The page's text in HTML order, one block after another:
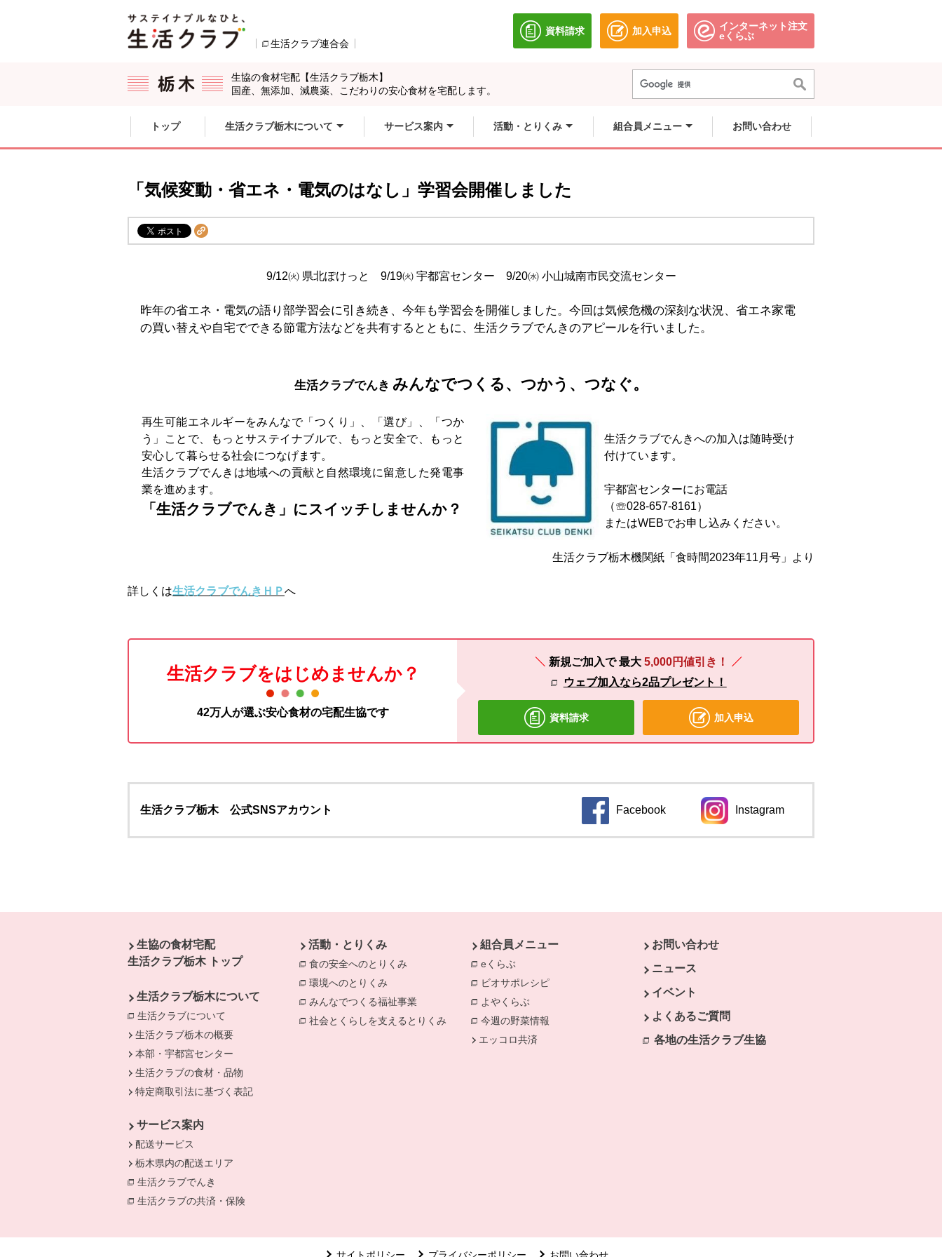
生活クラブ連合会
資料請求
別のウィンドウで開きます。
加入申込
別のウィンドウで開きます。
インターネット注文
eくらぶ別のウィンドウで開きます。
生協の食材宅配【生活クラブ栃木】
国産、無添加、減農薬、こだわりの安心食材を宅配します。
ここからサイト内共通メニューです。
サイト内共通メニューをスキップする
トップ 生活クラブ栃木について サービス案内 活動・とりくみ 組合員メニュー お問い合わせ
「気候変動・省エネ・電気のはなし」学習会開催しました
9/12㈫ 県北ぽけっと 9/19㈫ 宇都宮センター 9/20㈬ 小山城南市民交流センター
昨年の省エネ・電気の語り部学習会に引き続き、今年も学習会を開催しました。今回は気候危機の深刻な状況、省エネ家電
の買い替えや自宅でできる節電方法などを共有するとともに、生活クラブでんきのアピールを行いました。
生活クラブでんき みんなでつくる、つかう、つなぐ。
再生可能エネルギーをみんなで「つくり」、「選び」、「つか
う」ことで、もっとサステイナブルで、もっと安全で、もっと
安心して暮らせる社会につなげます。
生活クラブでんきは地域への貢献と自然環境に留意した発電事
業を進めます。
「生活クラブでんき」にスイッチしませんか？
生活クラブでんきへの加入は随時受け
付けています。
宇都宮センターにお電話
（☏028-657-8161）
またはWEBでお申し込みください。
生活クラブ栃木機関紙「食時間2023年11月号」より
詳しくは生活クラブでんきＨＰへ
生活クラブをはじめませんか？
42万人が選ぶ安心食材の宅配生協です
新規ご加入で最大5,000円値引き！
ウェブ加入なら2品プレゼント！
資料請求 加入申込
生活クラブ栃木 公式SNSアカウント Facebook
別のウィンドウで開きます。
Instagram
別のウィンドウで開きます。
生協の食材宅配
生活クラブ栃木 トップ
生活クラブ栃木について
生活クラブについて
生活クラブ栃木の概要
本部・宇都宮センター
生活クラブの食材・品物
特定商取引法に基づく表記
サービス案内
配送サービス
栃木県内の配送エリア
生活クラブでんき
生活クラブの共済・保険
活動・とりくみ
食の安全へのとりくみ
環境へのとりくみ
みんなでつくる福祉事業
社会とくらしを支えるとりくみ
組合員メニュー
eくらぶ
ビオサポレシピ
よやくらぶ
今週の野菜情報
エッコロ共済
お問い合わせ
ニュース
イベント
よくあるご質問
各地の生活クラブ生協